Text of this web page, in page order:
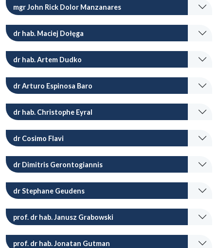
mgr John Rick Dolor Manzanares
dr hab. Maciej Dołęga
dr hab. Artem Dudko
dr Arturo Espinosa Baro
dr hab. Christophe Eyral
dr Cosimo Flavi
dr Dimitris Gerontogiannis
dr Stephane Geudens
prof. dr hab. Janusz Grabowski
prof. dr hab. Jonatan Gutman